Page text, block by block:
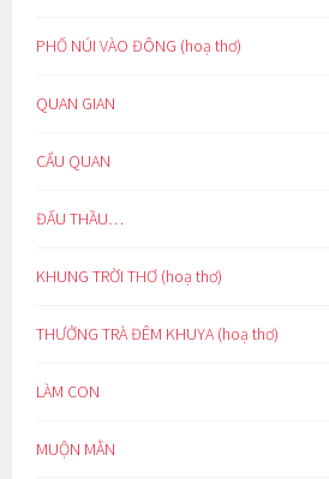
PHỐ NÚI VÀO ĐÔNG (hoạ thơ)
QUAN GIAN
CẨU QUAN
ĐẤU THẦU…
KHUNG TRỜI THƠ (hoạ thơ)
THƯỞNG TRÀ ĐÊM KHUYA (hoạ thơ)
LÀM CON
MUỘN MẰN